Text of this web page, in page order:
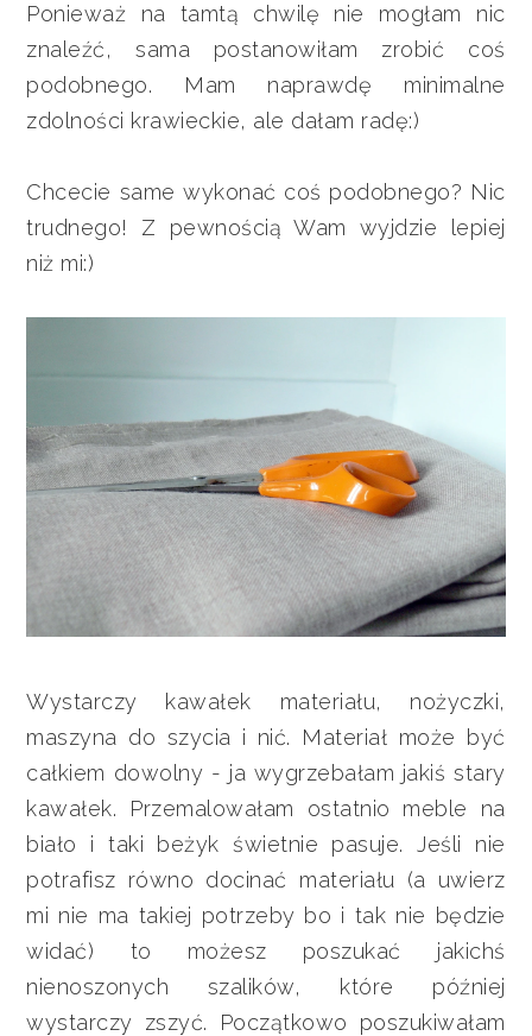
Ponieważ na tamtą chwilę nie mogłam nic
znaleźć, sama postanowiłam zrobić coś
podobnego. Mam naprawdę minimalne
zdolności krawieckie, ale dałam radę:)
Chcecie same wykonać coś podobnego? Nic
trudnego! Z pewnością Wam wyjdzie lepiej
niż mi:)
Wystarczy kawałek materiału, nożyczki,
maszyna do szycia i nić. Materiał może być
całkiem dowolny - ja wygrzebałam jakiś stary
kawałek. Przemalowałam ostatnio meble na
biało i taki beżyk świetnie pasuje. Jeśli nie
potrafisz równo docinać materiału (a uwierz
mi nie ma takiej potrzeby bo i tak nie będzie
widać) to możesz poszukać jakichś
nienoszonych szalików, które później
wystarczy zszyć. Początkowo poszukiwałam